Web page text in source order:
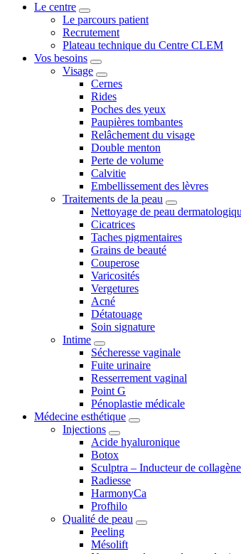
Le centre
Le parcours patient
Recrutement
Plateau technique du Centre CLEM
Vos besoins
Visage
Cernes
Rides
Poches des yeux
Paupières tombantes
Relâchement du visage
Double menton
Perte de volume
Calvitie
Embellissement des lèvres
Traitements de la peau
Nettoyage de peau
Cicatrices
Taches pigmentaires
Grains de beauté
Couperose
Varicosités
Vergetures
Acné
Détatouage
Soin signature
Intime
Sécheresse vaginale
Fuite urinaire
Resserrement vaginal
Point G
Pénoplastie médicale
Médecine esthétique
Injections
Acide hyaluronique
Botox
Sculptra – Inducteur de collagène
Radiesse
HarmonyCa
Profhilo
Qualité de peau
Peeling
Mésolift